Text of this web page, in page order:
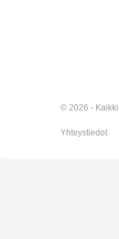
© 2026 -
Yhteystiedot